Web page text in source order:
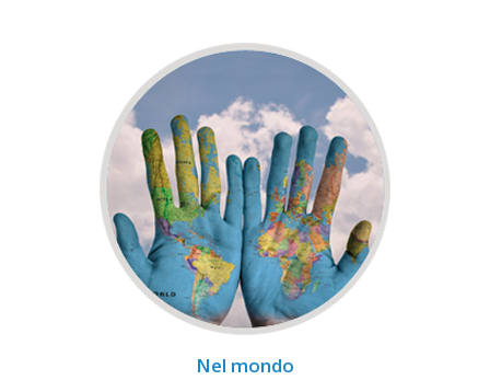
Nel mondo